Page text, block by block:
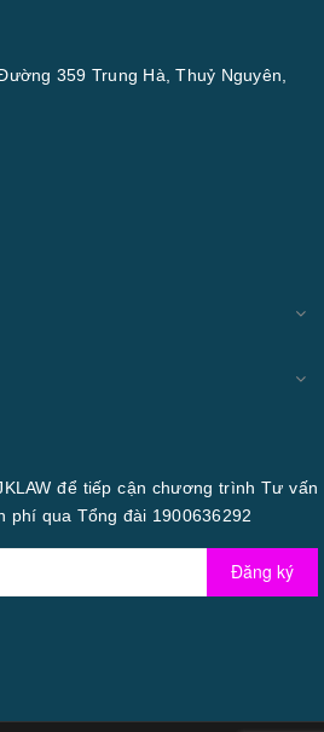
359 Trung Hà, Thuỷ Nguyên,
để tiếp cận chương trình Tư vấn
phí qua Tổng đài 1900636292
Đăng ký